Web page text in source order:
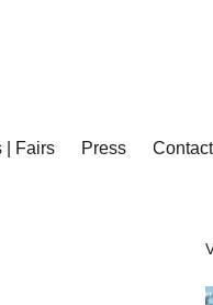
| Fairs Press